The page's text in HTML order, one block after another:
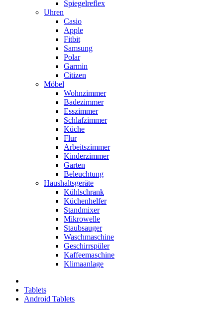
Spiegelreflex
Uhren
Casio
Apple
Fitbit
Samsung
Polar
Garmin
Citizen
Möbel
Wohnzimmer
Badezimmer
Esszimmer
Schlafzimmer
Küche
Flur
Arbeitszimmer
Kinderzimmer
Garten
Beleuchtung
Haushaltsgeräte
Kühlschrank
Küchenhelfer
Standmixer
Mikrowelle
Staubsauger
Waschmaschine
Geschirrspüler
Kaffeemaschine
Klimaanlage
Tablets
Android Tablets